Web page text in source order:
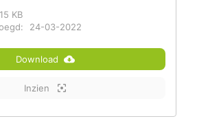
KB
24-03-2022
Download
Inzien